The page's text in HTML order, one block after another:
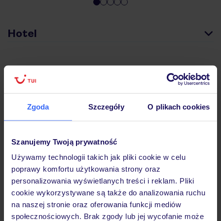
Zgoda Szczegóły O plikach cookies
Szanujemy Twoją prywatność
Używamy technologii takich jak pliki cookie w celu
poprawy komfortu użytkowania strony oraz
personalizowania wyświetlanych treści i reklam. Pliki
cookie wykorzystywane są także do analizowania ruchu
na naszej stronie oraz oferowania funkcji mediów
społecznościowych. Brak zgody lub jej wycofanie może
Hotel
Pokoje
Wyżywienie
Atrakcje
Ważne informacje